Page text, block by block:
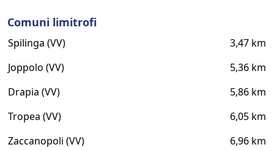
Comuni limitrofi
Spilinga (VV)
3,47 km
Joppolo (VV)
5,36 km
Drapia (VV)
5,86 km
Tropea (VV)
6,05 km
Zaccanopoli (VV)
6,96 km